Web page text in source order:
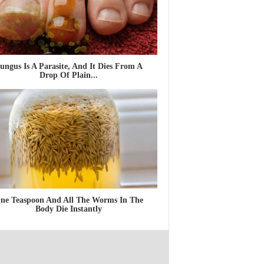
Is A Parasite, And It Dies From A
Drop Of Plain...
Teaspoon And All The Worms In The
Body Die Instantly